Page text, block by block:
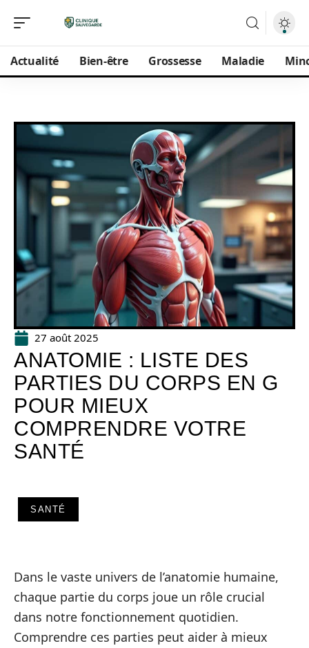
Actualité Bien-être Grossesse Maladie
27 août 2025
ANATOMIE : LISTE DES
PARTIES DU CORPS EN G
POUR MIEUX
COMPRENDRE VOTRE
SANTÉ
SANTÉ
Dans le vaste univers de l’anatomie humaine,
chaque partie du corps joue un rôle crucial
dans notre fonctionnement quotidien.
Comprendre ces parties peut aider à mieux